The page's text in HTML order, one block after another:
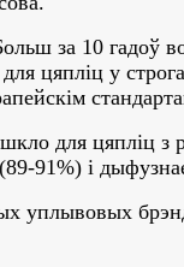
за 10 гадоў
цяпліц у
для цяпліц з
91%) і
уплывовых